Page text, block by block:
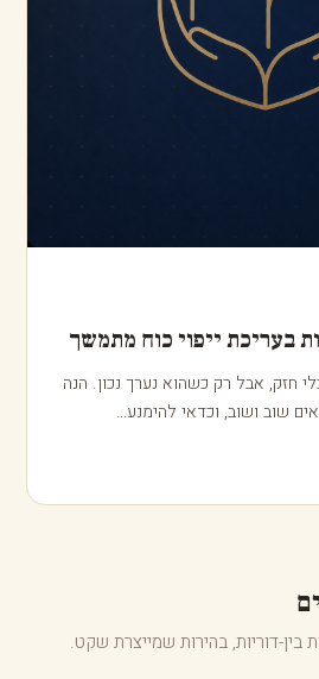
והסכמות בין יורשים